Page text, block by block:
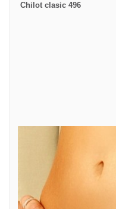
Chilot clasic 496